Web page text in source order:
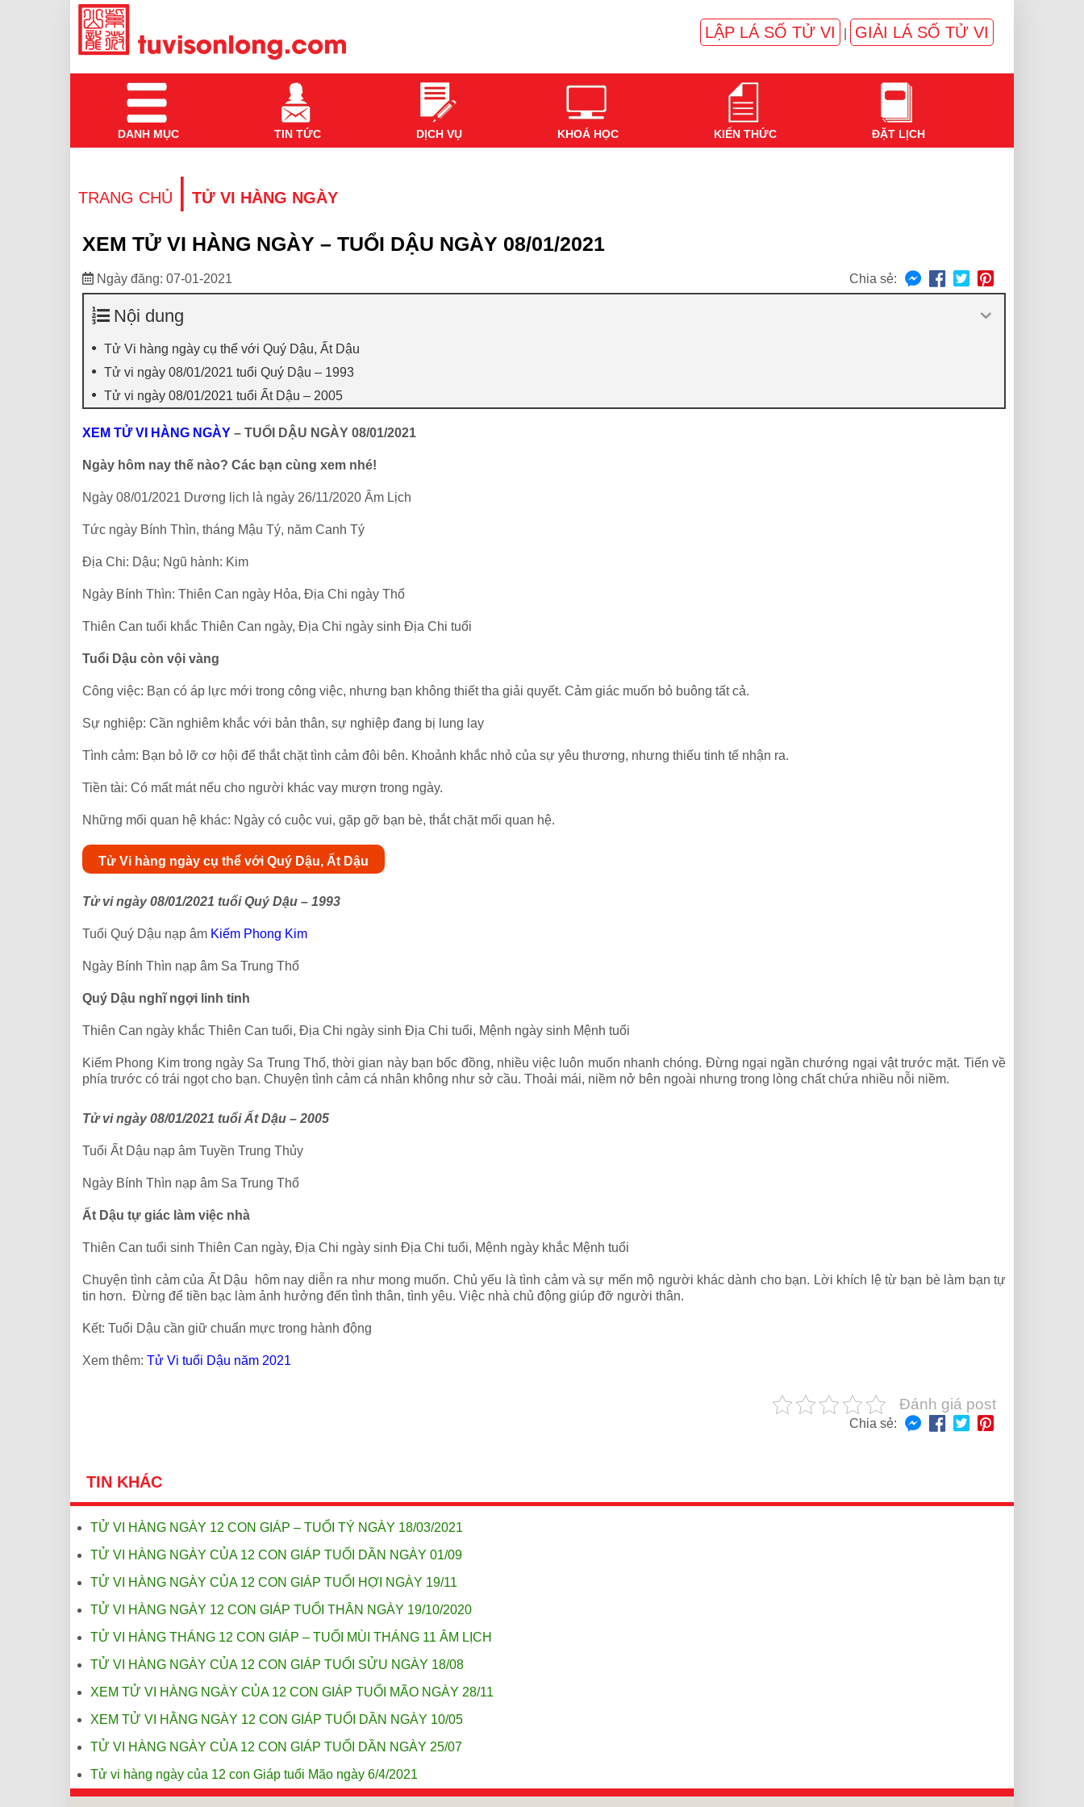
LẬP LÁ SỐ TỬ VI GIẢI LÁ SỐ TỬ VI
DANH MỤC TIN TỨC DỊCH VỤ KHOÁ HỌC KIẾN THỨC ĐẶT LỊCH
TRANG CHỦ | TỬ VI HÀNG NGÀY
XEM TỬ VI HÀNG NGÀY – TUỔI DẬU NGÀY 08/01/2021
Ngày đăng: 07-01-2021 Chia sẻ:
Nội dung
Tử Vi hàng ngày cụ thể với Quý Dậu, Ất Dậu
Tử vi ngày 08/01/2021 tuổi Quý Dậu – 1993
Tử vi ngày 08/01/2021 tuổi Ất Dậu – 2005
XEM TỬ VI HÀNG NGÀY – TUỔI DẬU NGÀY 08/01/2021
Ngày hôm nay thế nào? Các bạn cùng xem nhé!
Ngày 08/01/2021 Dương lịch là ngày 26/11/2020 Âm Lịch
Tức ngày Bính Thìn, tháng Mậu Tý, năm Canh Tý
Địa Chi: Dậu; Ngũ hành: Kim
Ngày Bính Thìn: Thiên Can ngày Hỏa, Địa Chi ngày Thổ
Thiên Can tuổi khắc Thiên Can ngày, Địa Chi ngày sinh Địa Chi tuổi
Tuổi Dậu còn vội vàng
Công việc: Bạn có áp lực mới trong công việc, nhưng bạn không thiết tha giải quyết. Cảm giác muốn bỏ buông tất cả.
Sự nghiệp: Cần nghiêm khắc với bản thân, sự nghiệp đang bị lung lay
Tình cảm: Bạn bỏ lỡ cơ hội để thắt chặt tình cảm đôi bên. Khoảnh khắc nhỏ của sự yêu thương, nhưng thiếu tinh tế nhận ra.
Tiền tài: Có mất mát nếu cho người khác vay mượn trong ngày.
Những mối quan hệ khác: Ngày có cuộc vui, gặp gỡ bạn bè, thắt chặt mối quan hệ.
Tử Vi hàng ngày cụ thể với Quý Dậu, Ất Dậu
Tử vi ngày 08/01/2021 tuổi Quý Dậu – 1993
Tuổi Quý Dậu nạp âm Kiếm Phong Kim
Ngày Bính Thìn nạp âm Sa Trung Thổ
Quý Dậu nghĩ ngợi linh tinh
Thiên Can ngày khắc Thiên Can tuổi, Địa Chi ngày sinh Địa Chi tuổi, Mệnh ngày sinh Mệnh tuổi
Kiếm Phong Kim trong ngày Sa Trung Thổ, thời gian này bạn bốc đồng, nhiều việc luôn muốn nhanh chóng. Đừng ngại ngần chướng ngại vật trước mặt. Tiến về
phía trước có trái ngọt cho bạn. Chuyện tình cảm cá nhân không như sở cầu. Thoải mái, niềm nở bên ngoài nhưng trong lòng chất chứa nhiều nỗi niềm.
Tử vi ngày 08/01/2021 tuổi Ất Dậu – 2005
Tuổi Ất Dậu nạp âm Tuyền Trung Thủy
Ngày Bính Thìn nạp âm Sa Trung Thổ
Ất Dậu tự giác làm việc nhà
Thiên Can tuổi sinh Thiên Can ngày, Địa Chi ngày sinh Địa Chi tuổi, Mệnh ngày khắc Mệnh tuổi
Chuyện tình cảm của Ất Dậu hôm nay diễn ra như mong muốn. Chủ yếu là tình cảm và sự mến mộ người khác dành cho bạn. Lời khích lệ từ bạn bè làm bạn tự
tin hơn. Đừng để tiền bạc làm ảnh hưởng đến tình thân, tình yêu. Việc nhà chủ động giúp đỡ người thân.
Kết: Tuổi Dậu cần giữ chuẩn mực trong hành động
Xem thêm: Tử Vi tuổi Dậu năm 2021
Đánh giá post
Chia sẻ:
TIN KHÁC
TỬ VI HÀNG NGÀY 12 CON GIÁP – TUỔI TÝ NGÀY 18/03/2021
TỬ VI HÀNG NGÀY CỦA 12 CON GIÁP TUỔI DẦN NGÀY 01/09
TỬ VI HÀNG NGÀY CỦA 12 CON GIÁP TUỔI HỢI NGÀY 19/11
TỬ VI HÀNG NGÀY 12 CON GIÁP TUỔI THÂN NGÀY 19/10/2020
TỬ VI HÀNG THÁNG 12 CON GIÁP – TUỔI MÙI THÁNG 11 ÂM LỊCH
TỬ VI HÀNG NGÀY CỦA 12 CON GIÁP TUỔI SỬU NGÀY 18/08
XEM TỬ VI HÀNG NGÀY CỦA 12 CON GIÁP TUỔI MÃO NGÀY 28/11
XEM TỬ VI HẰNG NGÀY 12 CON GIÁP TUỔI DẦN NGÀY 10/05
TỬ VI HÀNG NGÀY CỦA 12 CON GIÁP TUỔI DẦN NGÀY 25/07
Tử vi hàng ngày của 12 con Giáp tuổi Mão ngày 6/4/2021